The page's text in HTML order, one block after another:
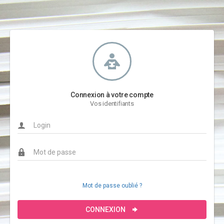
Connexion à votre compte
Vos identifiants
Mot de passe oublié ?
CONNEXION